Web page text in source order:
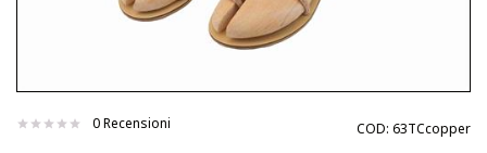
0 Recensioni COD: 63TCcopper